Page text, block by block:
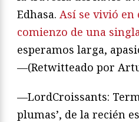
Edhasa. Así se vivió en
comienzo de una
esperamos larga,
—(Retwitteado por
—LordCroissants:
plumas’, de la recién